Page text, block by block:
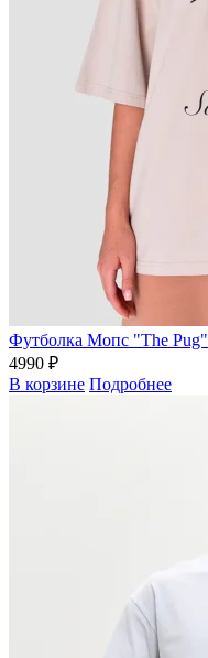
Футболка Мопс "The Pug"
4990 ₽
В корзине Подробнее